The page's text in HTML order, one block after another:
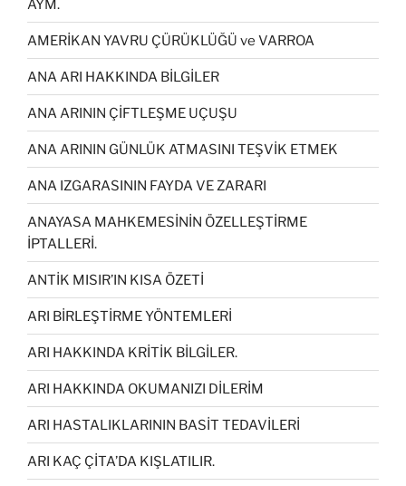
AYM.
AMERİKAN YAVRU ÇÜRÜKLÜĞÜ ve VARROA
ANA ARI HAKKINDA BİLGİLER
ANA ARININ ÇİFTLEŞME UÇUŞU
ANA ARININ GÜNLÜK ATMASINI TEŞVİK ETMEK
ANA IZGARASININ FAYDA VE ZARARI
ANAYASA MAHKEMESİNİN ÖZELLEŞTİRME
İPTALLERİ.
ANTİK MISIR’IN KISA ÖZETİ
ARI BİRLEŞTİRME YÖNTEMLERİ
ARI HAKKINDA KRİTİK BİLGİLER.
ARI HAKKINDA OKUMANIZI DİLERİM
ARI HASTALIKLARININ BASİT TEDAVİLERİ
ARI KAÇ ÇİTA’DA KIŞLATILIR.